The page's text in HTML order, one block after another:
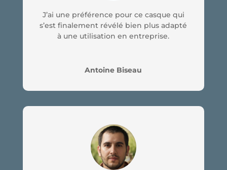
J’ai une préférence pour ce casque qui
s’est finalement révélé bien plus adapté
à une utilisation en entreprise.
Antoine Biseau